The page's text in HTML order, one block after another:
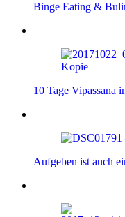
Binge Eating &
10 Tage Vipassana
Aufgeben ist auch